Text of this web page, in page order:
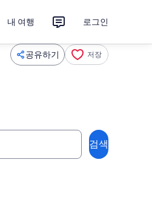
내 여행 로그인
공유하기 저장
검색